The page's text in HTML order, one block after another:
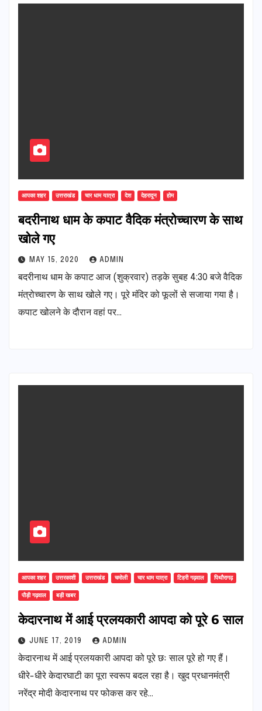
आपका शहर उत्तराखंड चार धाम यात्रा देश देहरादून होम
बदरीनाथ धाम के कपाट वैदिक मंत्रोच्चारण के साथ
खोले गए
MAY 15, 2020 ADMIN
बदरीनाथ धाम के कपाट आज (शुक्रवार) तड़के सुबह 4:30 बजे वैदिक
मंत्रोच्चारण के साथ खोले गए। पूरे मंदिर को फूलों से सजाया गया है।
कपाट खोलने के दौरान वहां पर…
आपका शहर उत्तरकाशी उत्तराखंड चमोली चार धाम यात्रा टिहरी गढ़वाल पिथौरागढ़
पौड़ी गढ़वाल बड़ी खबर
केदारनाथ में आई प्रलयकारी आपदा को पूरे 6 साल
JUNE 17, 2019 ADMIN
केदारनाथ में आई प्रलयकारी आपदा को पूरे छः साल पूरे हो गए हैं।
धीरे-धीरे केदारघाटी का पूरा स्वरूप बदल रहा है। खुद प्रधानमंत्री
नरेंद्र मोदी केदारनाथ पर फोकस कर रहे…